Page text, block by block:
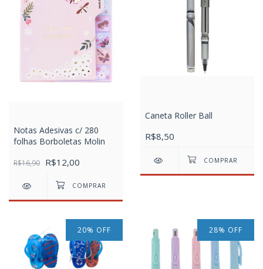
Notas Adesivas c/ 280
folhas Borboletas Molin
R$16,90 R$12,00
Caneta Roller Ball
R$8,50
20% OFF 28% OFF